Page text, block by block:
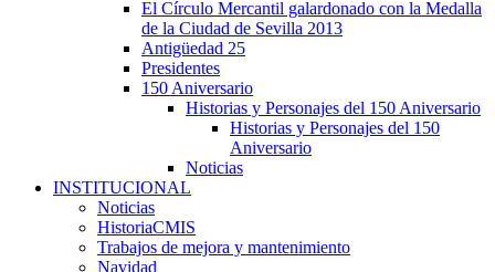
El Círculo Mercantil galardonado con la Medalla
de la Ciudad de Sevilla 2013
Antigüedad 25
Presidentes
150 Aniversario
Historias y Personajes del 150 Aniversario
Historias y Personajes del 150
Aniversario
Noticias
INSTITUCIONAL
Noticias
HistoriaCMIS
Trabajos de mejora y mantenimiento
Navidad